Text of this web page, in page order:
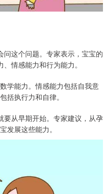
这个问题。专家表示，宝宝的
情感能力和行为能力。
学能力。情感能力包括自我意
括执行力和自律。
从早期开始。专家建议，从孕
发展这些能力。